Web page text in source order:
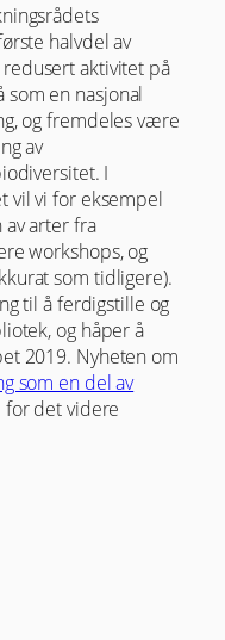
halvdel av
aktivitet på
som en nasjonal
og fremdeles være
av
I
vil vi for eksempel
arter fra
workshops, og
som tidligere).
til å ferdigstille og
og håper å
2019. Nyheten om
som en del av
det videre